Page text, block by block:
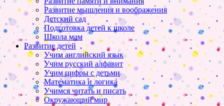
Развитие мышления и воображения
Детский сад
Подготовка детей к школе
Школа мам
Развитие детей
Учим английский язык
Учим русский алфавит
Учим цифры с детьми
Математика и логика
Учимся читать и писать
Окружающий мир